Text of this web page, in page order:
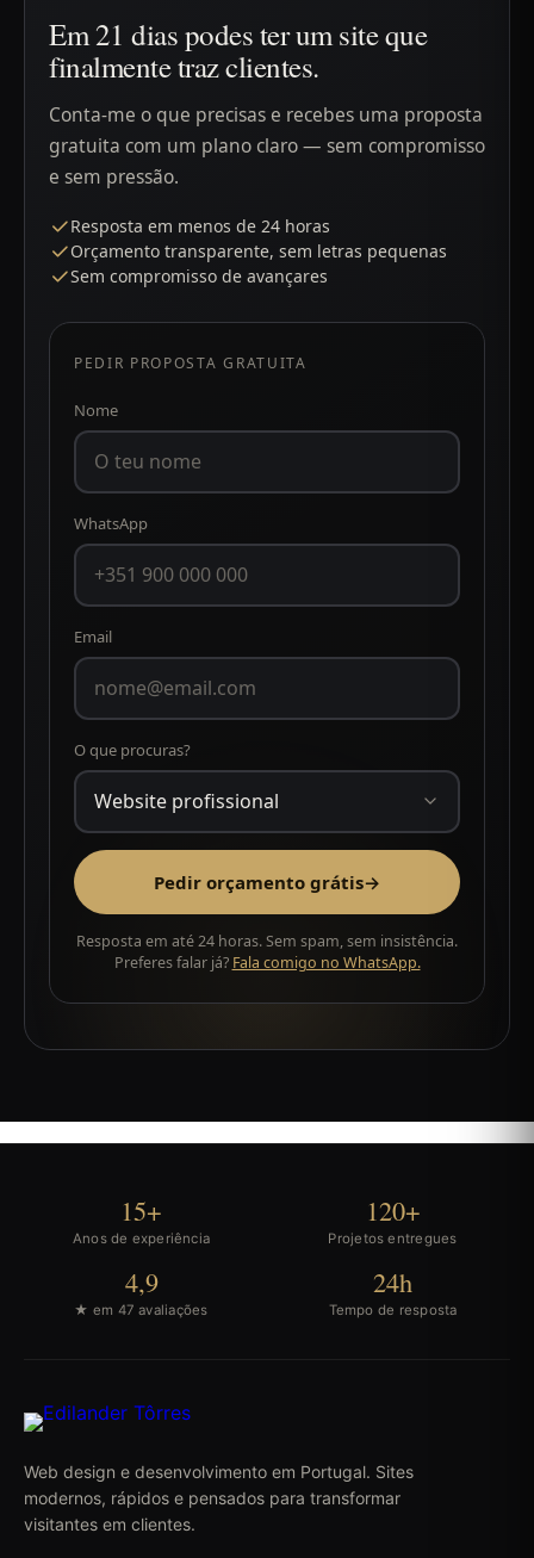
Em 21 dias podes ter um site que
finalmente traz clientes.
Conta-me o que precisas e recebes uma proposta
gratuita com um plano claro — sem compromisso
e sem pressão.
Resposta em menos de 24 horas
Orçamento transparente, sem letras pequenas
Sem compromisso de avançares
PEDIR PROPOSTA GRATUITA
Nome
WhatsApp
Email
O que procuras?
Pedir orçamento grátis→
Resposta em até 24 horas. Sem spam, sem insistência.
Preferes falar já? Fala comigo no WhatsApp.
15+
Anos de experiência
120+
Projetos entregues
4,9
★ em 47 avaliações
24h
Tempo de resposta
Web design e desenvolvimento em Portugal. Sites
modernos, rápidos e pensados para transformar
visitantes em clientes.